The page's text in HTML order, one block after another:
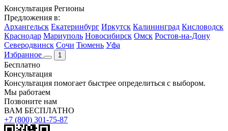
Консультация Регионы
Предложения в:
Архангельск Екатеринбург Иркутск Калининград Кисловодск
Краснодар Мариуполь Новосибирск Омск Ростов-на-Дону
Северодвинск Сочи Тюмень Уфа
Избранное
1
Бесплатно
Консультация
Консультация помогает быстрее определиться с выбором.
Мы работаем
Позвоните нам
ВАМ БЕСПЛАТНО
+7 (800) 301-75-87